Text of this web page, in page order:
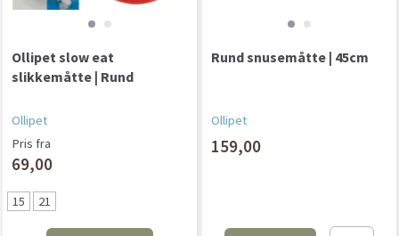
Ollipet slow eat
slikkemåtte | Rund
Ollipet
Pris fra
69,00
15 21
Rund snusemåtte | 45cm
Ollipet
159,00